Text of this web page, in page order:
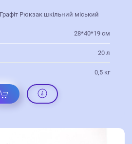
Рюкзак шкільний міський
28*40*19 см
20 л
0,5 кг